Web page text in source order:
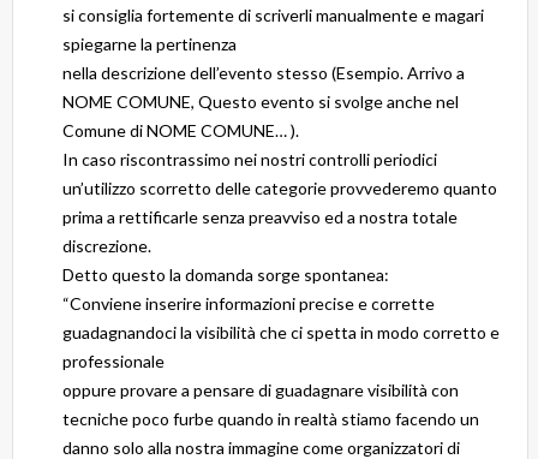
si consiglia fortemente di scriverli manualmente e magari
spiegarne la pertinenza
nella descrizione dell’evento stesso (Esempio. Arrivo a
NOME COMUNE, Questo evento si svolge anche nel
Comune di NOME COMUNE… ).
In caso riscontrassimo nei nostri controlli periodici
un’utilizzo scorretto delle categorie provvederemo quanto
prima a rettificarle senza preavviso ed a nostra totale
discrezione.
Detto questo la domanda sorge spontanea:
“Conviene inserire informazioni precise e corrette
guadagnandoci la visibilità che ci spetta in modo corretto e
professionale
oppure provare a pensare di guadagnare visibilità con
tecniche poco furbe quando in realtà stiamo facendo un
danno solo alla nostra immagine come organizzatori di